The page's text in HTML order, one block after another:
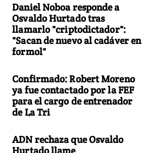
Daniel Noboa responde a
Osvaldo Hurtado tras
llamarlo "criptodictador":
"Sacan de nuevo al cadáver en
formol"
Confirmado: Robert Moreno
ya fue contactado por la FEF
para el cargo de entrenador
de La Tri
ADN rechaza que Osvaldo
Hurtado llame